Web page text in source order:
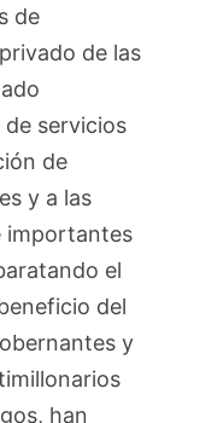
de
de las
servicios
de
y a las
importantes
el
del
y
han